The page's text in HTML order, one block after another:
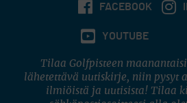
FACEBOOK
YOUTUBE
Tilaa Golfpisteen
lähetettävä uutiskirje, niin pysyt
ilmiöistä ja uutisista! Tilaa